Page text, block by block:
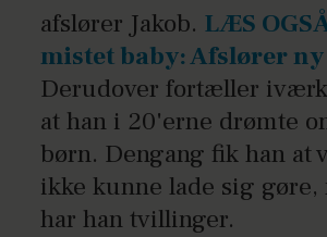
afslører Jakob. LÆS
mistet baby: Afslører
Derudover fortæller
at han i 20'erne drømte
børn. Dengang fik han at
ikke kunne lade sig gøre,
har han tvillinger.